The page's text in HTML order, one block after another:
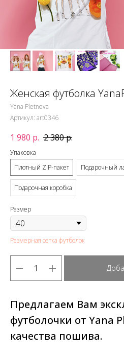
Женская футболка
Yana Pletneva
Артикул: art0346
1 980 р. 2 380р.
Упаковка
Плотный ZIP-пакет
Подарочный
Подарочная коробка
Размер
Размерная сетка футболок
Предлагаем Вам
футболочки от Yana
качества пошива.